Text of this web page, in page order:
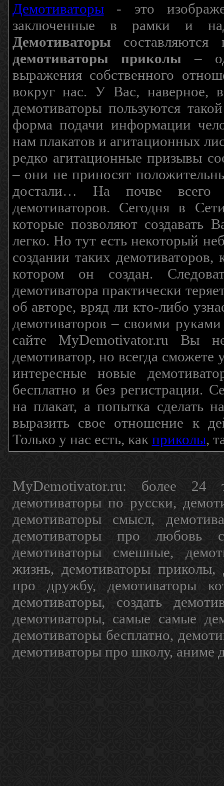
Демотиваторы- это
заключенные в рамки и
Демотиваторы составляются
демотиваторы приколы –
выражения собственного
вокруг нас. У Вас, наверное,
демотиваторы пользуются
форма подачи информации
нам плакатов и агитационных
редко агитационные призывы
– они не приносят
достали… На почве всего
демотиваторов. Сегодня в
которые позволяют создавать
легко. Но тут есть некоторый
создании таких
котором он создан.
демотиватора практически
об авторе, вряд ли кто-либо
демотиваторов – своими
сайте MyDemotivator.ru Вы
демотиватор, но всегда сможете
интересные новые
бесплатно и без регистрации.
на плакат, а попытка
выразить свое отношение к
Только у нас есть, как приколы,
MyDemotivator.ru: более 24
демотиваторы по русски,
демотиваторы смысл,
демотиваторы про любовь
демотиваторы смешные,
жизнь, демотиваторы приколы,
про дружбу, демотиваторы
демотиваторы, создать
демотиваторы, самые самые
демотиваторы бесплатно,
демотиваторы про школу, аниме